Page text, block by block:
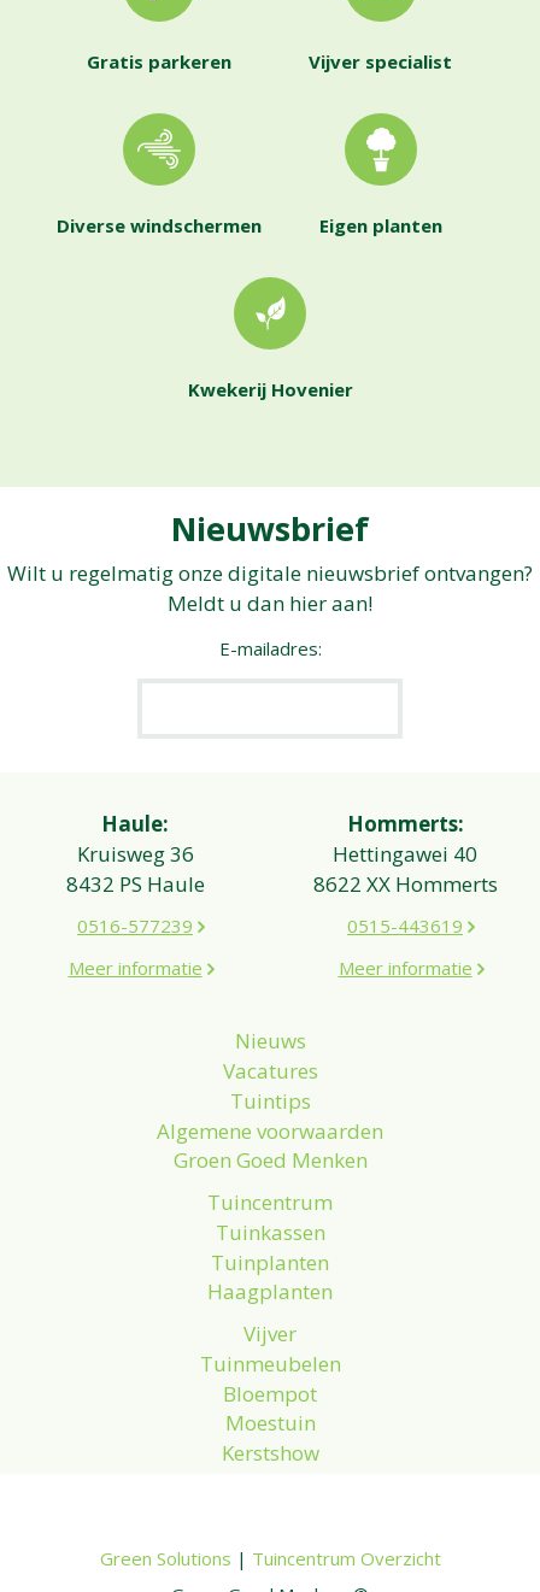
Gratis parkeren Vijver specialist
Diverse windschermen Eigen planten
Kwekerij Hovenier
Nieuwsbrief
Wilt u regelmatig onze digitale nieuwsbrief ontvangen?
Meldt u dan hier aan!
E-mailadres:
Haule:
Kruisweg 36
8432 PS Haule
0516-577239
Meer informatie
Hommerts:
Hettingawei 40
8622 XX Hommerts
0515-443619
Meer informatie
Nieuws
Vacatures
Tuintips
Algemene voorwaarden
Groen Goed Menken
Tuincentrum
Tuinkassen
Tuinplanten
Haagplanten
Vijver
Tuinmeubelen
Bloempot
Moestuin
Kerstshow
Green Solutions | Tuincentrum Overzicht